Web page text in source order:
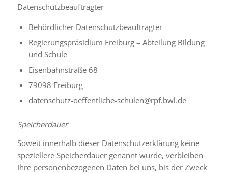
Datenschutzbeauftragter
Behördlicher Datenschutzbeauftragter
Regierungspräsidium Freiburg – Abteilung Bildung
und Schule
Eisenbahnstraße 68
79098 Freiburg
datenschutz-oeffentliche-schulen@rpf.bwl.de
Speicherdauer
Soweit innerhalb dieser Datenschutzerklärung keine
speziellere Speicherdauer genannt wurde, verbleiben
Ihre personenbezogenen Daten bei uns, bis der Zweck